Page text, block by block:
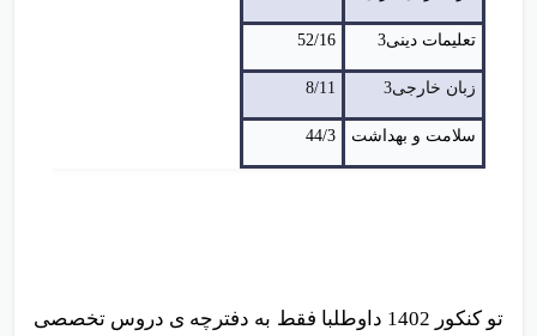
تعلیمات دینی3 52/16
زبان خارجی3 8/11
سلامت و بهداشت 44/3
تو کنکور 1402 داوطلبا فقط به دفترچه ی دروس تخصصی